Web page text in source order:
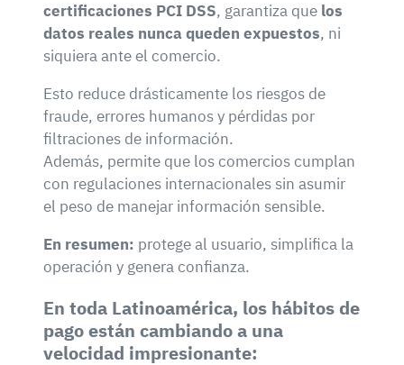
certificaciones PCI DSS, garantiza que los
datos reales nunca queden expuestos, ni
siquiera ante el comercio.
Esto reduce drásticamente los riesgos de
fraude, errores humanos y pérdidas por
filtraciones de información.
Además, permite que los comercios cumplan
con regulaciones internacionales sin asumir
el peso de manejar información sensible.
En resumen: protege al usuario, simplifica la
operación y genera confianza.
En toda Latinoamérica, los hábitos de
pago están cambiando a una
velocidad impresionante: